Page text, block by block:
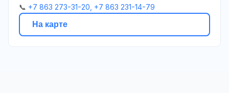
📞 +7 863 273-31-20, +7 863 231-14-79
На карте